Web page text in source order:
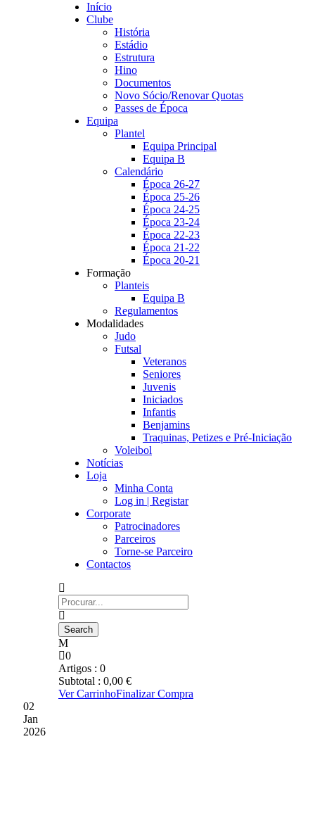
Início
Clube
História
Estádio
Estrutura
Hino
Documentos
Novo Sócio/Renovar Quotas
Passes de Época
Equipa
Plantel
Equipa Principal
Equipa B
Calendário
Época 26-27
Época 25-26
Época 24-25
Época 23-24
Época 22-23
Época 21-22
Época 20-21
Formação
Planteis
Equipa B
Regulamentos
Modalidades
Judo
Futsal
Veteranos
Seniores
Juvenis
Iniciados
Infantis
Benjamins
Traquinas, Petizes e Pré-Iniciação
Voleibol
Notícias
Loja
Minha Conta
Log in | Registar
Corporate
Patrocinadores
Parceiros
Torne-se Parceiro
Contactos
0
Artigos : 0
Subtotal : 0,00 €
Ver CarrinhoFinalizar Compra
02
Jan
2026